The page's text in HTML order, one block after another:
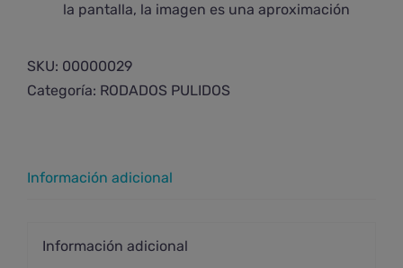
la pantalla, la imagen es una aproximación
SKU: 00000029
Categoría: RODADOS PULIDOS
Información adicional
Información adicional